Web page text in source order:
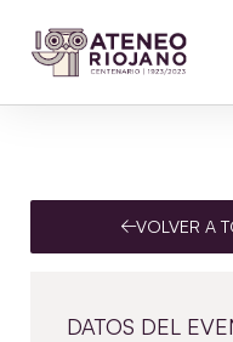
VOLVER A
DATOS DEL